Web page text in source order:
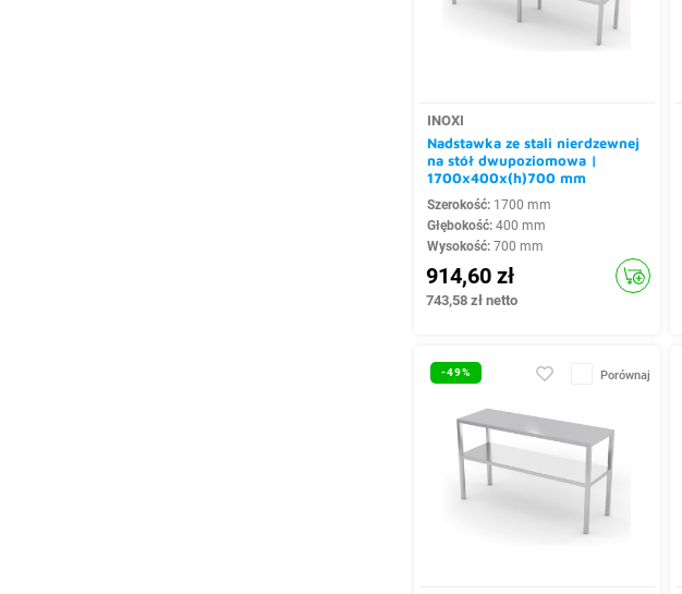
INOXI
Nadstawka ze stali nierdzewnej
na stół dwupoziomowa |
1700x400x(h)700 mm
Szerokość: 1700 mm
Głębokość: 400 mm
Wysokość: 700 mm
914,60 zł
743,58 zł netto
-49% Porównaj